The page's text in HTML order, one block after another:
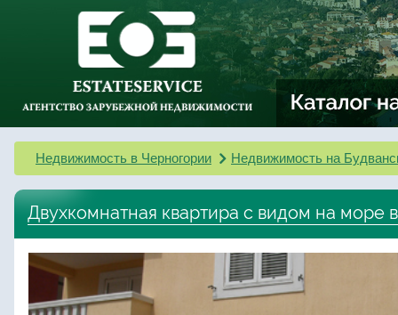
Недвижимость в Черногории Недвижимость на
Двухкомнатная квартира с видом на море